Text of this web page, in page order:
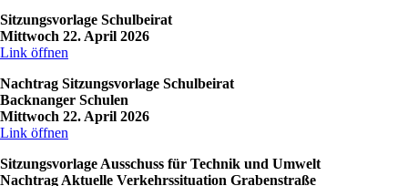
Sitzungsvorlage Schulbeirat
Mittwoch 22. April 2026
Link öffnen
Nachtrag Sitzungsvorlage Schulbeirat
Backnanger Schulen
Mittwoch 22. April 2026
Link öffnen
Sitzungsvorlage Ausschuss für Technik und Umwelt
Nachtrag Aktuelle Verkehrssituation Grabenstraße